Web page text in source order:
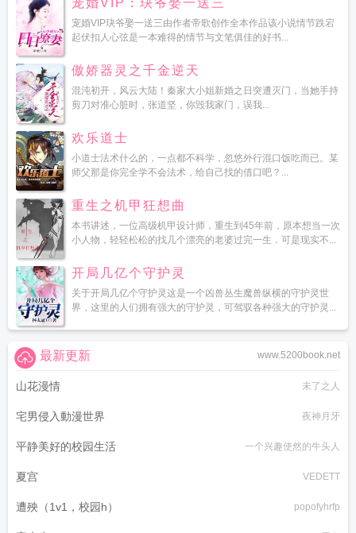
宠婚VIP：玦爷娶一送三
宠婚VIP玦爷娶一送三由作者帝歌创作全本作品该小说情节跌宕
起伏扣人心弦是一本难得的情节与文笔俱佳的好书...
傲娇器灵之千金逆天
混沌初开，风云大陆！秦家大小姐新婚之日突遭灭门，当她手持
剪刀对准心脏时，张道坚，你毁我家门，误我...
欢乐道士
小道士法术什么的，一点都不科学，忽悠外行混口饭吃而已。某
师父那是你完全学不会法术，给自己找的借口吧？...
重生之机甲狂想曲
本书讲述，一位高级机甲设计师，重生到45年前，原本想当一次
小人物，轻轻松松的找几个漂亮的老婆过完一生．可是现实不...
开局几亿个守护灵
关于开局几亿个守护灵这是一个凶兽丛生魔兽纵横的守护灵世
界，这里的人们拥有强大的守护灵，可驾驭各种强大的守护灵...
www.5200book.net
最新更新
山花漫情 未了之人
宅男侵入動漫世界 夜神月牙
平静美好的校园生活 一个兴趣使然的牛头人
夏宫 VEDETT
遭殃（1v1，校园h） popofyhrfp